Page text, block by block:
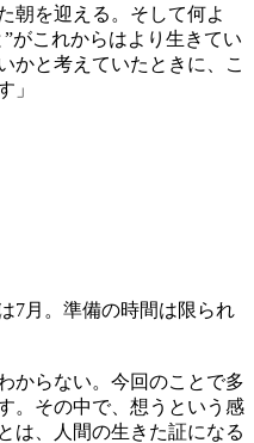
朝を迎える。そして何よ
がこれからはより生きてい
かと考えていたときに、こ
」
7月。準備の時間は限られ
からない。今回のことで多
。その中で、想うという感
は、人間の生きた証になる